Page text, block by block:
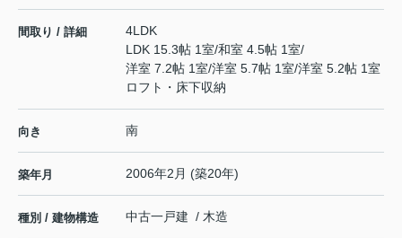
間取り / 詳細
4LDK
LDK 15.3帖 1室/和室 4.5帖 1室/
洋室 7.2帖 1室/洋室 5.7帖 1室/洋室 5.2帖 1室
ロフト・床下収納
向き 南
築年月 2006年2月 (築20年)
種別 / 建物構造 中古一戸建 / 木造